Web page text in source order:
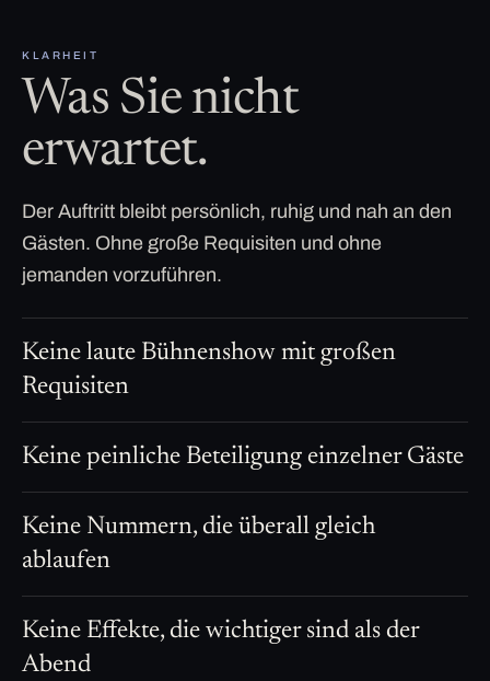
KLARHEIT
Was Sie nicht
erwartet.
Der Auftritt bleibt persönlich, ruhig und nah an den
Gästen. Ohne große Requisiten und ohne
jemanden vorzuführen.
Keine laute Bühnenshow mit großen
Requisiten
Keine peinliche Beteiligung einzelner Gäste
Keine Nummern, die überall gleich
ablaufen
Keine Effekte, die wichtiger sind als der
Abend